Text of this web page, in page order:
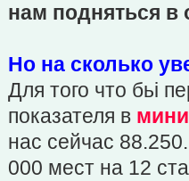
нам подняться в
Но на сколько
Для того что бьі
показателя в
нас сейчас
000 мест на 12